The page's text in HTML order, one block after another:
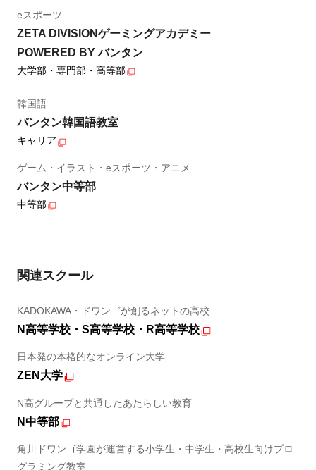
eスポーツ
ZETA DIVISIONゲーミングアカデミー
POWERED BY バンタン
大学部・専門部・高等部
韓国語
バンタン韓国語教室
キャリア
ゲーム・イラスト・eスポーツ・アニメ
バンタン中等部
中等部
関連スクール
KADOKAWA・ドワンゴが創るネットの高校
N高等学校・S高等学校・R高等学校
日本発の本格的なオンライン大学
ZEN大学
N高グループと共通したあたらしい教育
N中等部
角川ドワンゴ学園が運営する小学生・中学生・高校生向けプロ
グラミング教室